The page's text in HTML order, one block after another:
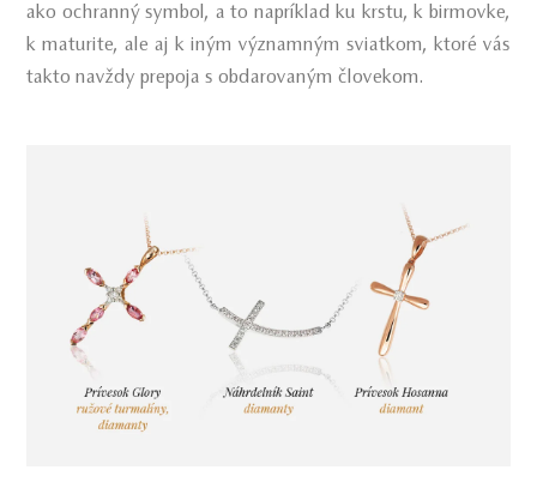
ako ochranný symbol, a to napríklad ku krstu, k birmovke,
k maturite, ale aj k iným významným sviatkom, ktoré vás
takto navždy prepoja s obdarovaným človekom.